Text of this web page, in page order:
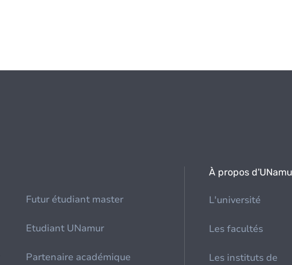
Futur étudiant master
Etudiant UNamur
Partenaire académique
À propos
L'université
Les facultés
Les instituts de